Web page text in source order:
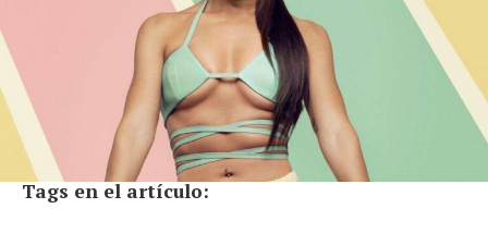
Tags en el artículo: